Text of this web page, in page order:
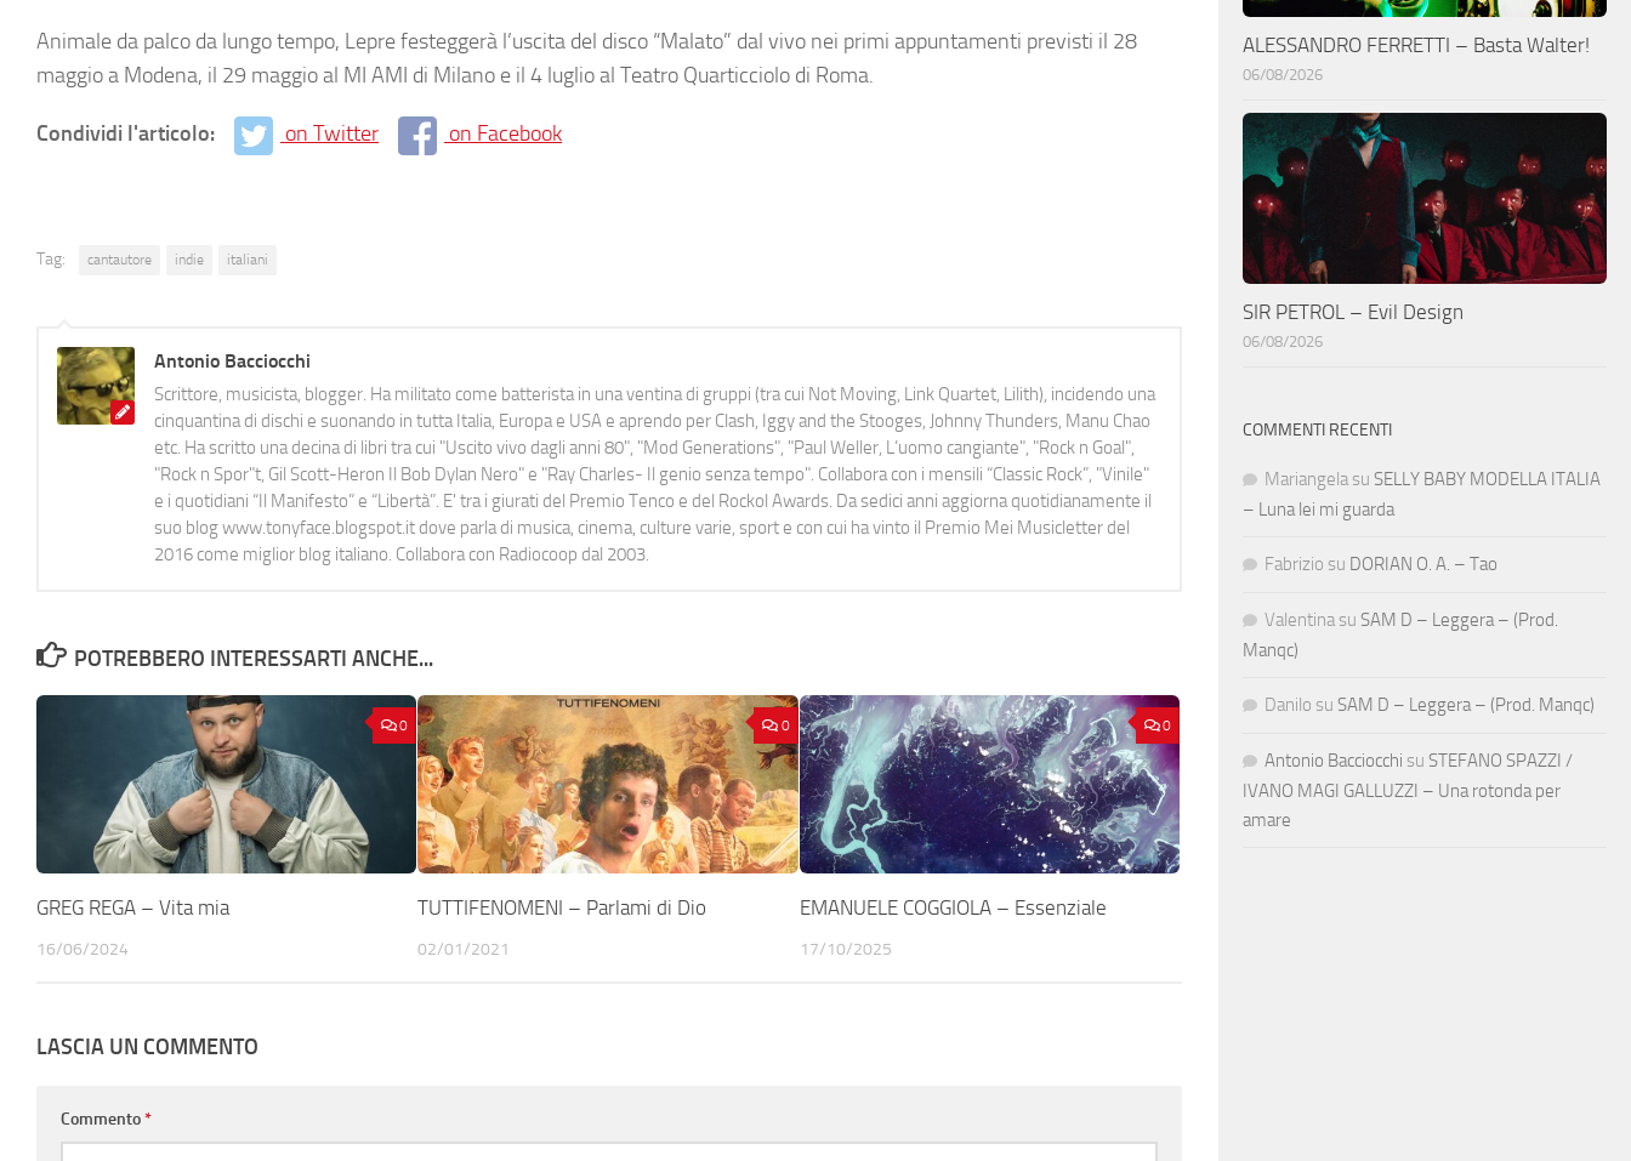
Animale da palco da lungo tempo, Lepre festeggerà l’uscita del disco “Malato” dal vivo nei primi appuntamenti previsti il 28
maggio a Modena, il 29 maggio al MI AMI di Milano e il 4 luglio al Teatro Quarticciolo di Roma.
Condividi l'articolo: on Twitter on Facebook
Tag: cantautore indie italiani
Antonio Bacciocchi
Scrittore, musicista, blogger. Ha militato come batterista in una ventina di gruppi (tra cui Not Moving, Link Quartet, Lilith), incidendo una
cinquantina di dischi e suonando in tutta Italia, Europa e USA e aprendo per Clash, Iggy and the Stooges, Johnny Thunders, Manu Chao
etc. Ha scritto una decina di libri tra cui "Uscito vivo dagli anni 80", "Mod Generations", "Paul Weller, L’uomo cangiante", "Rock n Goal",
"Rock n Spor"t, Gil Scott-Heron Il Bob Dylan Nero" e "Ray Charles- Il genio senza tempo". Collabora con i mensili “Classic Rock”, "Vinile"
e i quotidiani “Il Manifesto” e “Libertà”. E' tra i giurati del Premio Tenco e del Rockol Awards. Da sedici anni aggiorna quotidianamente il
suo blog www.tonyface.blogspot.it dove parla di musica, cinema, culture varie, sport e con cui ha vinto il Premio Mei Musicletter del
2016 come miglior blog italiano. Collabora con Radiocoop dal 2003.
POTREBBERO INTERESSARTI ANCHE...
0
GREG REGA – Vita mia
16/06/2024
0
TUTTIFENOMENI – Parlami di Dio
02/01/2021
0
EMANUELE COGGIOLA – Essenziale
17/10/2025
LASCIA UN COMMENTO
Commento*
ALESSANDRO FERRETTI – Basta Walter!
06/08/2026
SIR PETROL – Evil Design
06/08/2026
COMMENTI RECENTI
Mariangela su SELLY BABY MODELLA ITALIA
– Luna lei mi guarda
Fabrizio su DORIAN O. A. – Tao
Valentina su SAM D – Leggera – (Prod.
Manqc)
Danilo su SAM D – Leggera – (Prod. Manqc)
Antonio Bacciocchi su STEFANO SPAZZI /
IVANO MAGI GALLUZZI – Una rotonda per
amare